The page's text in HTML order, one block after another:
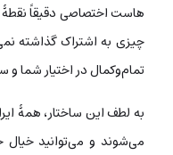
هاست اختصاصی دقیقاً
چیزی به اشتراک گذاشته
تمام‌وکمال در اختیار شما و
به لطف این ساختار، همۀ
می‌شوند و می‌توانید خیال